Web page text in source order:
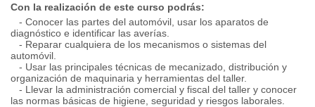
Con la realización de este curso podrás:
- Conocer las partes del automóvil, usar los aparatos de
diagnóstico e identificar las averías.
- Reparar cualquiera de los mecanismos o sistemas del
automóvil.
- Usar las principales técnicas de mecanizado, distribución y
organización de maquinaria y herramientas del taller.
- Llevar la administración comercial y fiscal del taller y conocer
las normas básicas de higiene, seguridad y riesgos laborales.